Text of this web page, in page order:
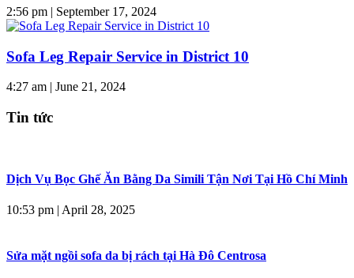
2:56 pm | September 17, 2024
Sofa Leg Repair Service in District 10
4:27 am | June 21, 2024
Tin tức
Dịch Vụ Bọc Ghế Ăn Bằng Da Simili Tận Nơi Tại Hồ Chí Minh
10:53 pm | April 28, 2025
Sửa mặt ngồi sofa da bị rách tại Hà Đô Centrosa